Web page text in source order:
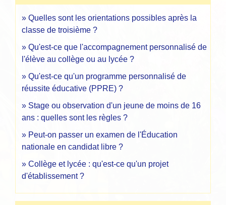
Quelles sont les orientations possibles après la
classe de troisième ?
Qu'est-ce que l'accompagnement personnalisé de
l'élève au collège ou au lycée ?
Qu'est-ce qu'un programme personnalisé de
réussite éducative (PPRE) ?
Stage ou observation d'un jeune de moins de 16
ans : quelles sont les règles ?
Peut-on passer un examen de l'Éducation
nationale en candidat libre ?
Collège et lycée : qu'est-ce qu'un projet
d'établissement ?